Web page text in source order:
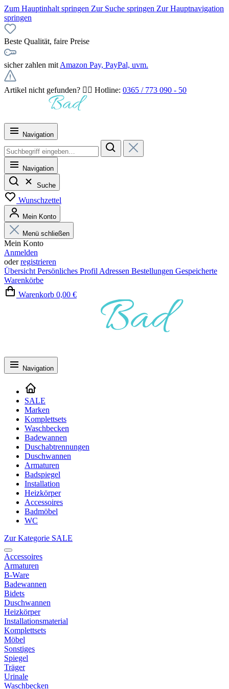
Zum Hauptinhalt springen Zur Suche springen Zur Hauptnavigation
springen
Beste Qualität, faire Preise
sicher zahlen mit Amazon Pay, PayPal, uvm.
Artikel nicht gefunden? 👉🏻 Hotline: 0365 / 773 090 - 50
Navigation
Navigation
Suche
Wunschzettel
Mein Konto
Menü schließen
Mein Konto
Anmelden
oderregistrieren
Übersicht Persönliches Profil Adressen Bestellungen Gespeicherte
Warenkörbe
Warenkorb 0,00 €
Navigation
SALE
Marken
Komplettsets
Waschbecken
Badewannen
Duschabtrennungen
Duschwannen
Armaturen
Badspiegel
Installation
Heizkörper
Accessoires
Badmöbel
WC
Zur Kategorie SALE
Accessoires
Armaturen
B-Ware
Badewannen
Bidets
Duschwannen
Heizkörper
Installationsmaterial
Komplettsets
Möbel
Sonstiges
Spiegel
Träger
Urinale
Waschbecken